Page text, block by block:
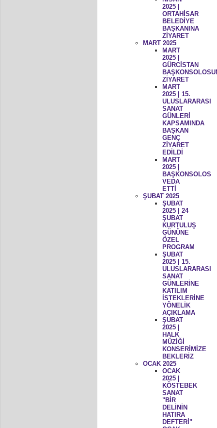
2025 |
ORTAHİSAR
BELEDİYE
BAŞKANINA
ZİYARET
MART 2025
MART
2025 |
GÜRCİSTAN
ZİYARET
MART
2025 | 15.
ULUSLARARASI
SANAT
GÜNLERİ
KAPSAMINDA
BAŞKAN
GENÇ
ZİYARET
EDİLDİ
MART
2025 |
BAŞKONSOLOS
VEDA
ETTİ
ŞUBAT 2025
ŞUBAT
2025 | 24
ŞUBAT
KURTULUŞ
GÜNÜNE
ÖZEL
PROGRAM
ŞUBAT
2025 | 15.
ULUSLARARASI
SANAT
GÜNLERİNE
KATILIM
İSTEKLERİNE
YÖNELİK
AÇIKLAMA
ŞUBAT
2025 |
HALK
MÜZİĞİ
KONSERİMİZE
BEKLERİZ
OCAK 2025
OCAK
2025 |
KÖSTEBEK
SANAT
"BİR
DELİNİN
HATIRA
DEFTERİ"